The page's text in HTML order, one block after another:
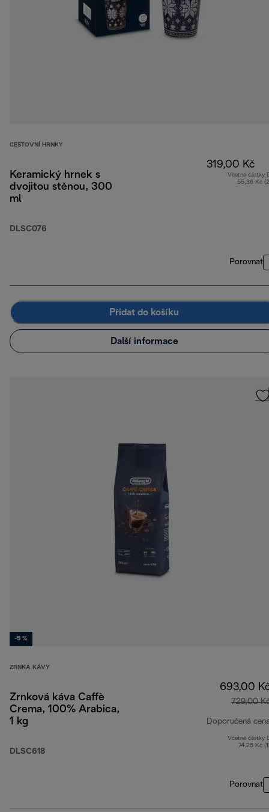
CESTOVNÍ HRNKY
Keramický hrnek s
dvojitou stěnou, 300
ml
DLSC076
319,00 Kč
Včetně částky
55,36 Kč
Porovnat
Přidat do košíku
Další informace
-5 %
ZRNKA KÁVY
Zrnková káva Caffè
Crema, 100% Arabica,
1 kg
DLSC618
693,00
729,00
Doporučená
Včetně částky
74,25 Kč
Porovnat